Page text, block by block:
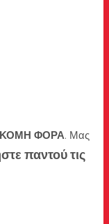
ΦΟΡΑ. Μας
παντού τις